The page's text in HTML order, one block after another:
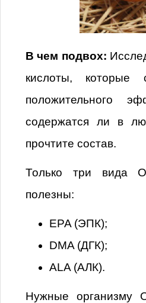
В чем подвох:
кислоты, которые
положительного
содержатся ли в
прочтите состав.
Только три вида
полезны:
EPA (ЭПК);
DMA (ДГК);
ALA (АЛК).
Нужные организму